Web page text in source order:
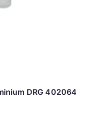
DRG 402064